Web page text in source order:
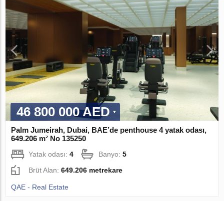
46 800 000 AED
Palm Jumeirah, Dubai, BAE’de penthouse 4 yatak odası,
649.206 m² No 135250
Yatak odası:4 Banyo:5
Brüt Alan:649.206 metrekare
QAE - Real Estate